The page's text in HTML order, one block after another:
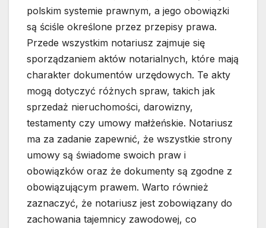
polskim systemie prawnym, a jego obowiązki
są ściśle określone przez przepisy prawa.
Przede wszystkim notariusz zajmuje się
sporządzaniem aktów notarialnych, które mają
charakter dokumentów urzędowych. Te akty
mogą dotyczyć różnych spraw, takich jak
sprzedaż nieruchomości, darowizny,
testamenty czy umowy małżeńskie. Notariusz
ma za zadanie zapewnić, że wszystkie strony
umowy są świadome swoich praw i
obowiązków oraz że dokumenty są zgodne z
obowiązującym prawem. Warto również
zaznaczyć, że notariusz jest zobowiązany do
zachowania tajemnicy zawodowej, co